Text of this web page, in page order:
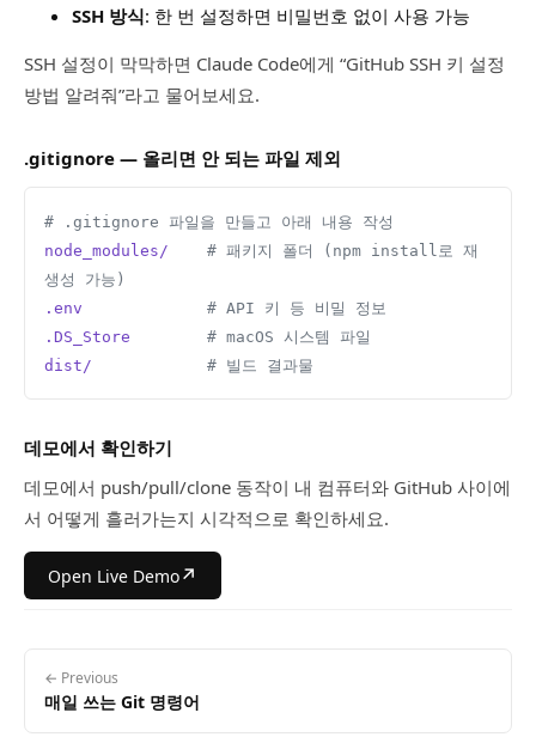
SSH 방식: 한 번 설정하면 비밀번호 없이 사용 가능
SSH 설정이 막막하면 Claude Code에게 “GitHub SSH 키 설정
방법 알려줘”라고 물어보세요.
.gitignore — 올리면 안 되는 파일 제외
# .gitignore 파일을 만들고 아래 내용 작성
node_modules/
    # 패키지 폴더 (npm install로 재
생성 가능)
.env
             # API 키 등 비밀 정보
.DS_Store
        # macOS 시스템 파일
dist/
            # 빌드 결과물
데모에서 확인하기
데모에서 push/pull/clone 동작이 내 컴퓨터와 GitHub 사이에
서 어떻게 흘러가는지 시각적으로 확인하세요.
Open Live Demo↗
← Previous
매일 쓰는 Git 명령어